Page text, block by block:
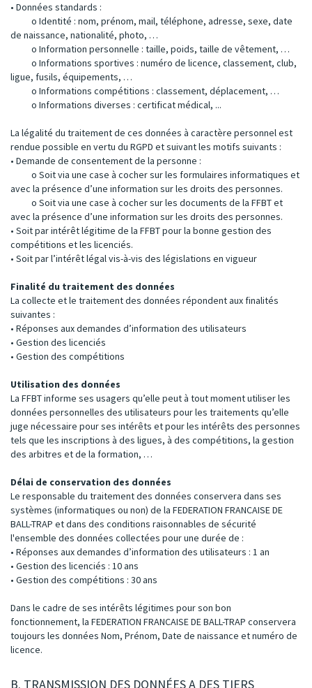
• Données standards :
o Identité : nom, prénom, mail, téléphone, adresse, sexe, date
de naissance, nationalité, photo, …
o Information personnelle : taille, poids, taille de vêtement, …
o Informations sportives : numéro de licence, classement, club,
ligue, fusils, équipements, …
o Informations compétitions : classement, déplacement, …
o Informations diverses : certificat médical, ...
La légalité du traitement de ces données à caractère personnel est
rendue possible en vertu du RGPD et suivant les motifs suivants :
• Demande de consentement de la personne :
o Soit via une case à cocher sur les formulaires informatiques et
avec la présence d’une information sur les droits des personnes.
o Soit via une case à cocher sur les documents de la FFBT et
avec la présence d’une information sur les droits des personnes.
• Soit par intérêt légitime de la FFBT pour la bonne gestion des
compétitions et les licenciés.
• Soit par l’intérêt légal vis-à-vis des législations en vigueur
Finalité du traitement des données
La collecte et le traitement des données répondent aux finalités
suivantes :
• Réponses aux demandes d’information des utilisateurs
• Gestion des licenciés
• Gestion des compétitions
Utilisation des données
La FFBT informe ses usagers qu’elle peut à tout moment utiliser les
données personnelles des utilisateurs pour les traitements qu’elle
juge nécessaire pour ses intérêts et pour les intérêts des personnes
tels que les inscriptions à des ligues, à des compétitions, la gestion
des arbitres et de la formation, …
Délai de conservation des données
Le responsable du traitement des données conservera dans ses
systèmes (informatiques ou non) de la FEDERATION FRANCAISE DE
BALL-TRAP et dans des conditions raisonnables de sécurité
l'ensemble des données collectées pour une durée de :
• Réponses aux demandes d’information des utilisateurs : 1 an
• Gestion des licenciés : 10 ans
• Gestion des compétitions : 30 ans
Dans le cadre de ses intérêts légitimes pour son bon
fonctionnement, la FEDERATION FRANCAISE DE BALL-TRAP conservera
toujours les données Nom, Prénom, Date de naissance et numéro de
licence.
B. TRANSMISSION DES DONNÉES A DES TIERS